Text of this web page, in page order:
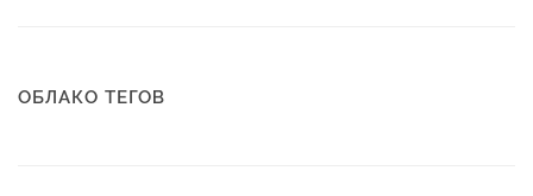
ОБЛАКО ТЕГОВ